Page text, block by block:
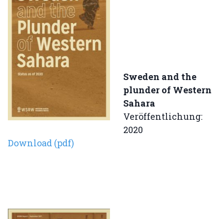
Sweden and the
plunder of Western
Sahara
Veröffentlichung:
2020
Download (pdf)